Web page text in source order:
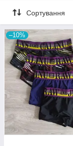
Сортування
–10%